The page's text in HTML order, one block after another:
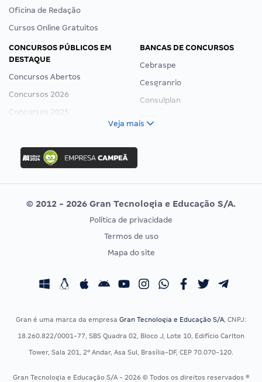
Oficina de Redação
Cursos Online Gratuitos
CONCURSOS PÚBLICOS EM
DESTAQUE
Concursos Abertos
Concursos 2026
Concursos 2025
Concurso Ibama
Concurso MPU
Editais publicados
BANCAS DE CONCURSOS
Cebraspe
Cesgranrio
Consulplan
Vunesp
CONCURSOS POR PROFISSÃO
Concursos Fiscais
Concursos Saúde
EXAME DE ORDEM
Calendário OAB
Veja mais
© 2012 - 2026 Gran Tecnologia e Educação S/A.
Política de privacidade
Termos de uso
Mapa do site
Gran é uma marca da empresa Gran Tecnologia e Educação S/A, CNPJ:
18.260.822/0001-77, SBS Quadra 02, Bloco J, Lote 10, Edifício Carlton
Tower, Sala 201, 2º Andar, Asa Sul, Brasília-DF, CEP 70.070-120.
Gran Tecnologia e Educação S/A - 2026 © Todos os direitos reservados ®